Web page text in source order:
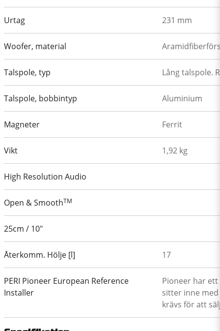
Urtag 231 mm
Woofer, material
Talspole, typ Lång talspole.
Talspole, bobbintyp Aluminium
Magneter Ferrit
Vikt 1,92 kg
High Resolution Audio
Open & SmoothTM
25cm / 10"
Återkomm. Hölje [l] 17
PERI Pioneer European Reference
Installer
Pioneer har
sitter inne
krävs för att